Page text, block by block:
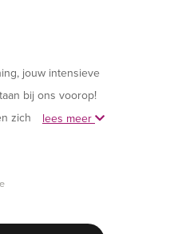
jouw intensieve
bij ons voorop!
zich thuis kunnen
lees meer